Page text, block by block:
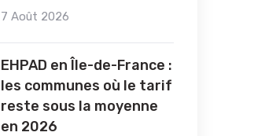
7 Août 2026
EHPAD en Île-de-France :
les communes où le tarif
reste sous la moyenne
en 2026